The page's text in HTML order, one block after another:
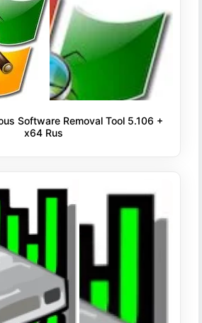
Software Removal Tool 5.106 +
x64 Rus